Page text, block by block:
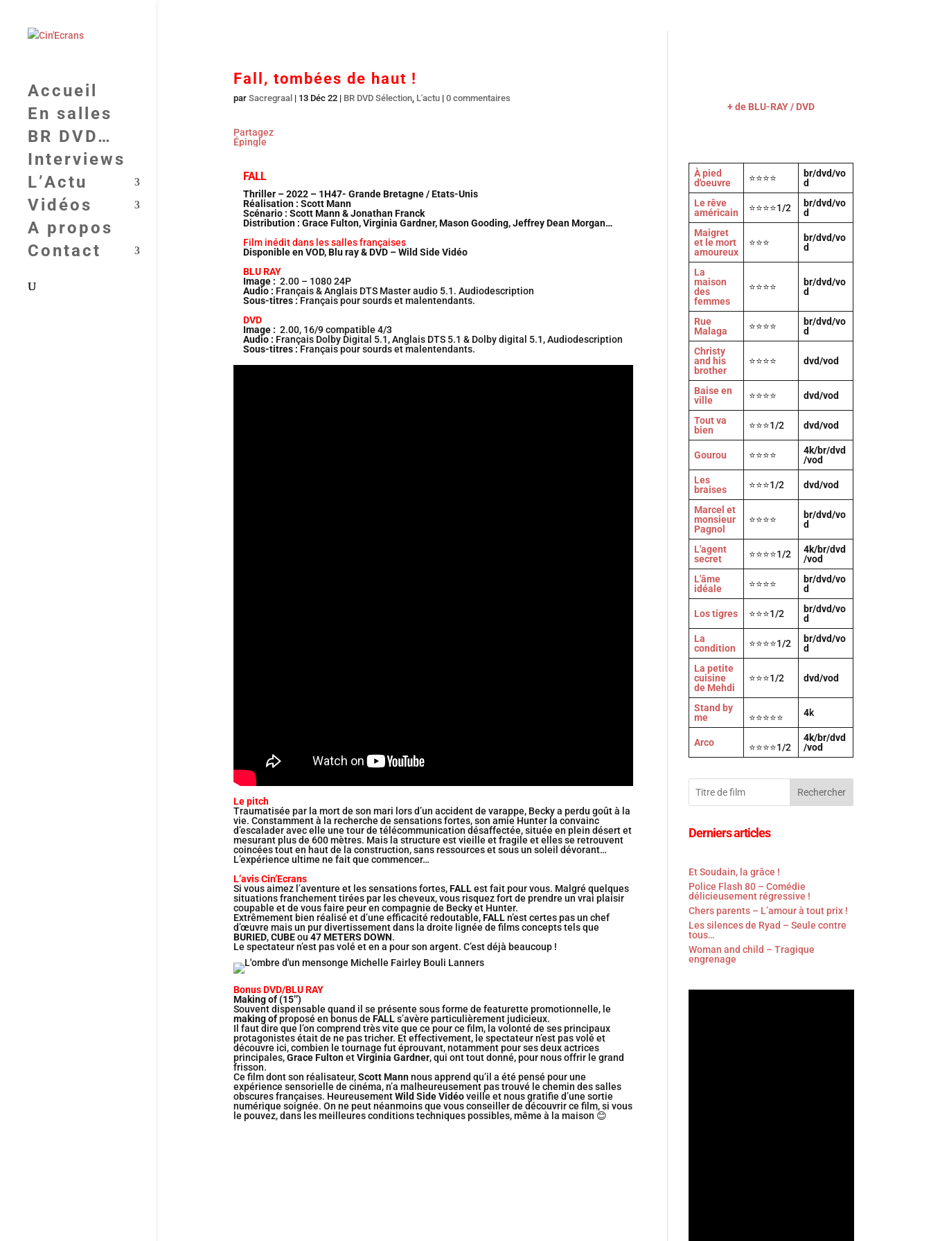
Accueil
En salles
BR DVD…
Interviews
L’Actu
Vidéos
A propos
Contact
Fall, tombées de haut !
par Sacregraal | 13 Déc 22| BR DVD Sélection, L'actu| 0 commentaires
Partagez
Épingle
FALL
Thriller – 2022 – 1H47- Grande Bretagne / Etats-Unis
Réalisation : Scott Mann
Scénario : Scott Mann & Jonathan Franck
Distribution : Grace Fulton, Virginia Gardner, Mason Gooding, Jeffrey Dean Morgan…
Film inédit dans les salles françaises
Disponible en VOD, Blu ray & DVD – Wild Side Vidéo
BLU RAY
Image : 2.00 – 1080 24P
Audio : Français & Anglais DTS Master audio 5.1. Audiodescription
Sous-titres : Français pour sourds et malentendants.
DVD
Image : 2.00, 16/9 compatible 4/3
Audio : Français Dolby Digital 5.1, Anglais DTS 5.1 & Dolby digital 5.1, Audiodescription
Sous-titres : Français pour sourds et malentendants.
Le pitch
Traumatisée par la mort de son mari lors d’un accident de varappe, Becky a perdu goût à la
vie. Constamment à la recherche de sensations fortes, son amie Hunter la convainc
d’escalader avec elle une tour de télécommunication désaffectée, située en plein désert et
mesurant plus de 600 mètres. Mais la structure est vieille et fragile et elles se retrouvent
coincées tout en haut de la construction, sans ressources et sous un soleil dévorant…
L’expérience ultime ne fait que commencer…
L’avis Cin’Ecrans
Si vous aimez l’aventure et les sensations fortes,FALLest fait pour vous. Malgré quelques
situations franchement tirées par les cheveux, vous risquez fort de prendre un vrai plaisir
coupable et de vous faire peur en compagnie de Becky et Hunter.
Extrêmement bien réalisé et d’une efficacité redoutable,FALLn’est certes pas un chef
d’œuvre mais un pur divertissement dans la droite lignée de films concepts tels que
BURIED,CUBEou 47 METERS DOWN.
Le spectateur n’est pas volé et en a pour son argent. C’est déjà beaucoup !
Bonus DVD/BLU RAY
Making of (15’’)
Souvent dispensable quand il se présente sous forme de featurette promotionnelle, le
making ofproposé en bonus de FALLs’avère particulièrement judicieux.
Il faut dire que l’on comprend très vite que ce pour ce film, la volonté de ses principaux
protagonistes était de ne pas tricher. Et effectivement, le spectateur n’est pas volé et
découvre ici, combien le tournage fut éprouvant, notamment pour ses deux actrices
principales,Grace FultonetVirginia Gardner, qui ont tout donné, pour nous offrir le grand
frisson.
Ce film dont son réalisateur,Scott Mannnous apprend qu’il a été pensé pour une
expérience sensorielle de cinéma, n’a malheureusement pas trouvé le chemin des salles
obscures françaises. HeureusementWild Side Vidéoveille et nous gratifie d’une sortie
numérique soignée. On ne peut néanmoins que vous conseiller de découvrir ce film, si vous
le pouvez, dans les meilleures conditions techniques possibles, même à la maison 😊
+ de BLU-RAY / DVD
À pied
d'oeuvre
⭐⭐⭐⭐
br/dvd/vo
d
Le rêve
américain
⭐⭐⭐⭐1/2
br/dvd/vo
d
Maigret
et le mort
amoureux
⭐⭐⭐
br/dvd/vo
d
La
maison
des
femmes
⭐⭐⭐⭐
br/dvd/vo
d
Rue
Malaga
⭐⭐⭐⭐
br/dvd/vo
d
Christy
and his
brother
⭐⭐⭐⭐ dvd/vod
Baise en
ville
⭐⭐⭐⭐ dvd/vod
Tout va
bien
⭐⭐⭐1/2 dvd/vod
Gourou ⭐⭐⭐⭐
4k/br/dvd
/vod
Les
braises
⭐⭐⭐1/2 dvd/vod
Marcel et
monsieur
Pagnol
⭐⭐⭐⭐
br/dvd/vo
d
L'agent
secret
⭐⭐⭐⭐1/2
4k/br/dvd
/vod
L'âme
idéale
⭐⭐⭐⭐
br/dvd/vo
d
Los tigres ⭐⭐⭐1/2
br/dvd/vo
d
La
condition
⭐⭐⭐⭐1/2
br/dvd/vo
d
La petite
cuisine
de Mehdi
⭐⭐⭐1/2 dvd/vod
Stand by
me
⭐⭐⭐⭐⭐ 4k
Arco ⭐⭐⭐⭐1/2
4k/br/dvd
/vod
Rechercher
Derniers articles
Et Soudain, la grâce !
Police Flash 80 – Comédie
délicieusement régressive !
Chers parents – L’amour à tout prix !
Les silences de Ryad – Seule contre
tous…
Woman and child – Tragique
engrenage